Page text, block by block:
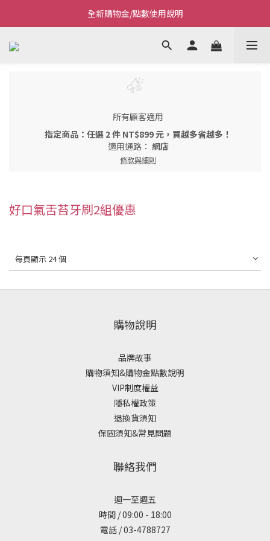
Welcome~私藏生活~
全新購物金/點數使用說明
Welcome~私藏生活~
所有顧客適用
指定商品：任選 2 件 NT$899 元，買越多省越多！
適用通路： 網店
條款與細則
好口氣舌苔牙刷2組優惠
每頁顯示 24 個
購物說明
品牌故事
購物須知&購物金點數說明
VIP制度權益
隱私權政策
退換貨須知
保固須知&常見問題
聯絡我們
週一至週五
時間 / 09:00 - 18:00
電話 / 03-4788727